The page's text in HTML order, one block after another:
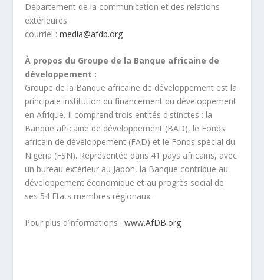
Département de la communication et des relations
extérieures
courriel :media@afdb.org
À propos du Groupe de la Banque africaine de
développement :
Groupe de la Banque africaine de développement est la
principale institution du financement du développement
en Afrique. Il comprend trois entités distinctes : la
Banque africaine de développement (BAD), le Fonds
africain de développement (FAD) et le Fonds spécial du
Nigeria (FSN). Représentée dans 41 pays africains, avec
un bureau extérieur au Japon, la Banque contribue au
développement économique et au progrès social de
ses 54 Etats membres régionaux.
Pour plus d’informations :www.AfDB.org